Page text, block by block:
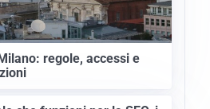
regole, accessi e